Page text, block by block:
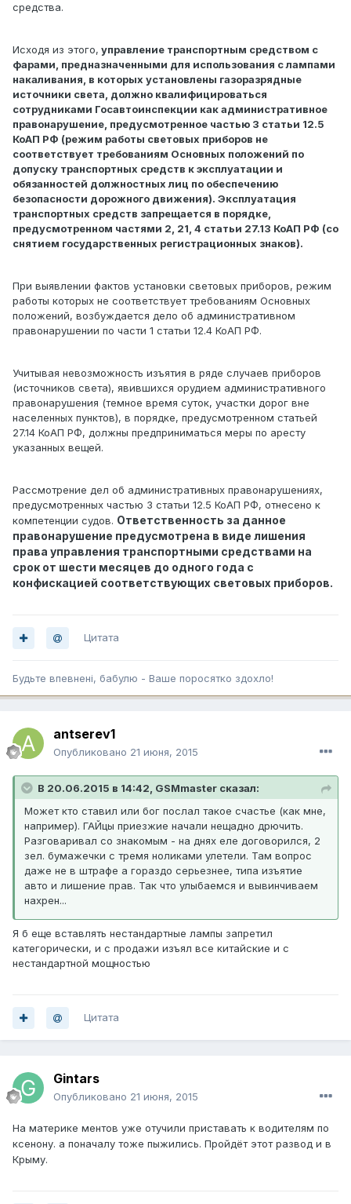
средства.
Исходя из этого, управление транспортным средством с
фарами, предназначенными для использования с лампами
накаливания, в которых установлены газоразрядные
источники света, должно квалифицироваться
сотрудниками Госавтоинспекции как административное
правонарушение, предусмотренное частью 3 статьи 12.5
КоАП РФ (режим работы световых приборов не
соответствует требованиям Основных положений по
допуску транспортных средств к эксплуатации и
обязанностей должностных лиц по обеспечению
безопасности дорожного движения). Эксплуатация
транспортных средств запрещается в порядке,
предусмотренном частями 2, 21, 4 статьи 27.13 КоАП РФ (со
снятием государственных регистрационных знаков).
При выявлении фактов установки световых приборов, режим
работы которых не соответствует требованиям Основных
положений, возбуждается дело об административном
правонарушении по части 1 статьи 12.4 КоАП РФ.
Учитывая невозможность изъятия в ряде случаев приборов
(источников света), явившихся орудием административного
правонарушения (темное время суток, участки дорог вне
населенных пунктов), в порядке, предусмотренном статьей
27.14 КоАП РФ, должны предприниматься меры по аресту
указанных вещей.
Рассмотрение дел об административных правонарушениях,
предусмотренных частью 3 статьи 12.5 КоАП РФ, отнесено к
компетенции судов. Ответственность за данное
правонарушение предусмотрена в виде лишения
права управления транспортными средствами на
срок от шести месяцев до одного года с
конфискацией соответствующих световых приборов.
Цитата
Будьте впевненi, бабулю - Ваше поросятко здохло!
antserev1
Опубликовано 21 июня, 2015
В 20.06.2015 в 14:42, GSMmaster сказал:
Может кто ставил или бог послал такое счастье (как мне,
например). ГАЙцы приезжие начали нещадно дрючить.
Разговаривал со знакомым - на днях еле договорился, 2
зел. бумажечки с тремя ноликами улетели. Там вопрос
даже не в штрафе а гораздо серьезнее, типа изъятие
авто и лишение прав. Так что улыбаемся и вывинчиваем
нахрен...
Я б еще вставлять нестандартные лампы запретил
категорически, и с продажи изъял все китайские и с
нестандартной мощностью
Цитата
Gintars
Опубликовано 21 июня, 2015
На материке ментов уже отучили приставать к водителям по
ксенону. а поначалу тоже пыжились. Пройдёт этот развод и в
Крыму.